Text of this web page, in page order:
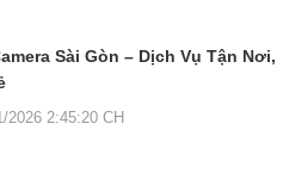
Sài Gòn – Dịch Vụ Tận Nơi,
2026 2:45:20 CH